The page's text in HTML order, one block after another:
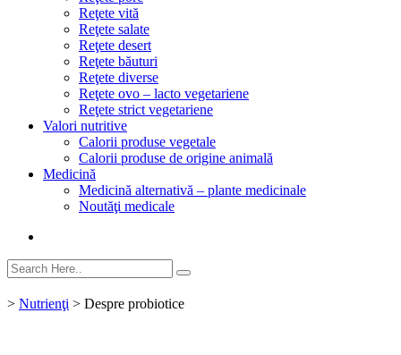
Reţete vită
Reţete salate
Reţete desert
Reţete băuturi
Reţete diverse
Reţete ovo – lacto vegetariene
Reţete strict vegetariene
Valori nutritive
Calorii produse vegetale
Calorii produse de origine animală
Medicină
Medicină alternativă – plante medicinale
Noutăţi medicale
> Nutrienţi > Despre probiotice